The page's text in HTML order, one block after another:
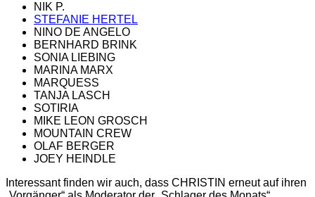
NIK P.
STEFANIE HERTEL
NINO DE ANGELO
BERNHARD BRINK
SONIA LIEBING
MARINA MARX
MARQUESS
TANJA LASCH
SOTIRIA
MIKE LEON GROSCH
MOUNTAIN CREW
OLAF BERGER
JOEY HEINDLE
Interessant finden wir auch, dass CHRISTIN erneut auf ihren